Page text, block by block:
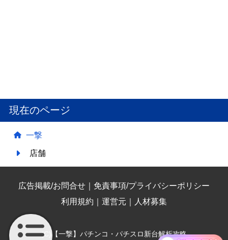
現在のページ
一撃
店舗
広告掲載/お問合せ ｜ 免責事項/プライバシーポリシー
利用規約 ｜ 運営元 ｜ 人材募集
(C)【一撃】パチンコ・パチスロ新台解析攻略